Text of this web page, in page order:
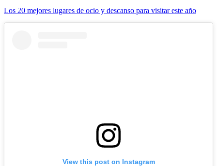
Los 20 mejores lugares de ocio y descanso para visitar este año
View this post on Instagram